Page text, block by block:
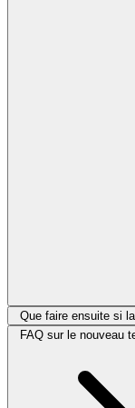
Que faire ensuite si
FAQ sur le nouveau